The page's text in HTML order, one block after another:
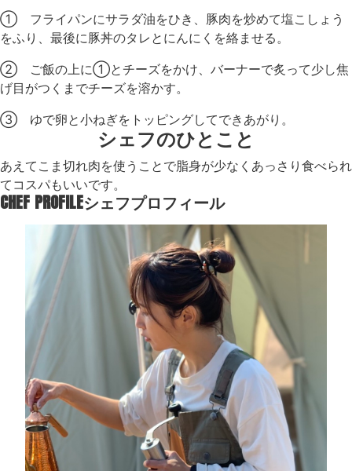
① フライパンにサラダ油をひき、豚肉を炒めて塩こしょう
をふり、最後に豚丼のタレとにんにくを絡ませる。
② ご飯の上に①とチーズをかけ、バーナーで炙って少し焦
げ目がつくまでチーズを溶かす。
③ ゆで卵と小ねぎをトッピングしてできあがり。
シェフのひとこと
あえてこま切れ肉を使うことで脂身が少なくあっさり食べられ
てコスパもいいです。
CHEF PROFILEシェフプロフィール